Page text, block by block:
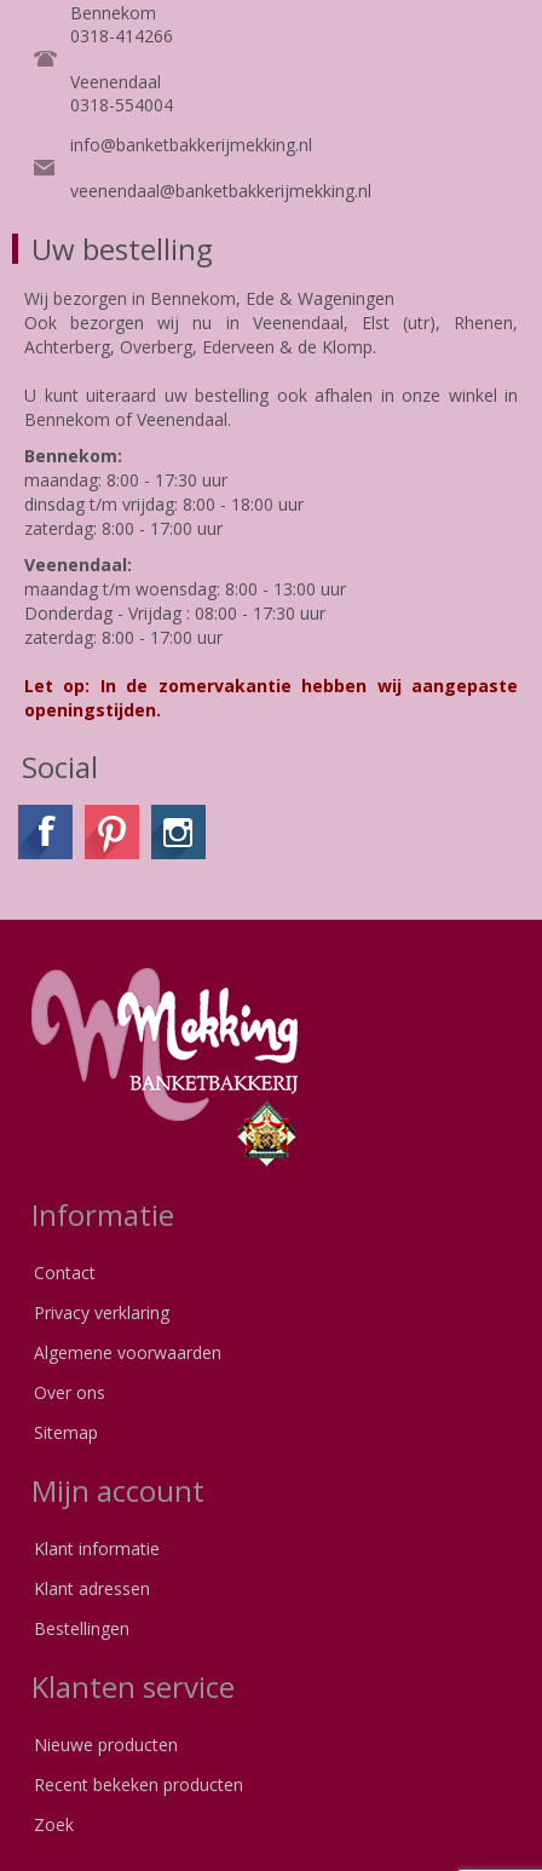
Bennekom
0318-414266
Veenendaal
0318-554004
info@banketbakkerijmekking.nl
veenendaal@banketbakkerijmekking.nl
Uw bestelling
Wij bezorgen in Bennekom, Ede & Wageningen
Ook bezorgen wij nu in Veenendaal, Elst (utr), Rhenen,
Achterberg, Overberg, Ederveen & de Klomp.
U kunt uiteraard uw bestelling ook afhalen in onze winkel in
Bennekom of Veenendaal.
Bennekom:
maandag: 8:00 - 17:30 uur
dinsdag t/m vrijdag: 8:00 - 18:00 uur
zaterdag: 8:00 - 17:00 uur
Veenendaal:
maandag t/m woensdag: 8:00 - 13:00 uur
Donderdag - Vrijdag : 08:00 - 17:30 uur
zaterdag: 8:00 - 17:00 uur
Let op: In de zomervakantie hebben wij aangepaste
openingstijden.
Social
Informatie
Contact
Privacy verklaring
Algemene voorwaarden
Over ons
Sitemap
Mijn account
Klant informatie
Klant adressen
Bestellingen
Klanten service
Nieuwe producten
Recent bekeken producten
Zoek